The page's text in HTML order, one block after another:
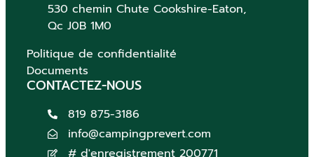
530 chemin Chute Cookshire-Eaton,
Qc J0B 1M0
Politique de confidentialité
Documents
CONTACTEZ-NOUS
819 875-3186
info@campingprevert.com